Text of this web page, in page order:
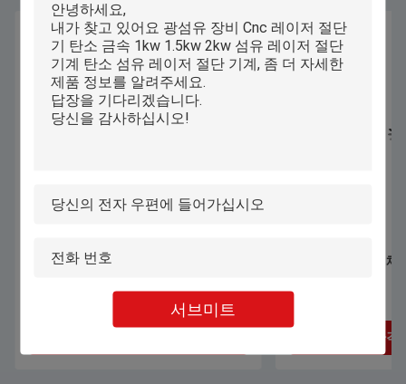
서브미트
직접 벽 잉크젯 프린터 벽 인쇄 기계 완
스테인레스 스틸 채
최상의 가격